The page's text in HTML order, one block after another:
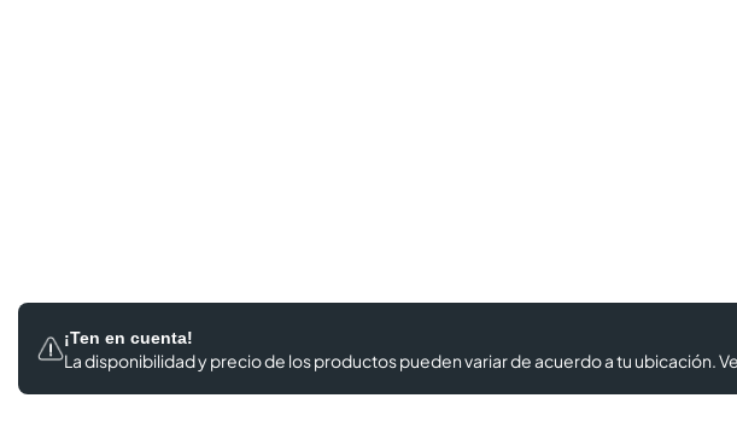
¡Ten en cuenta!
La disponibilidad y precio de los productospueden variar de acuerdo a tu ubicación.